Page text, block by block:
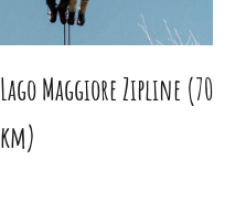
Lago Maggiore Zipline (70
km)